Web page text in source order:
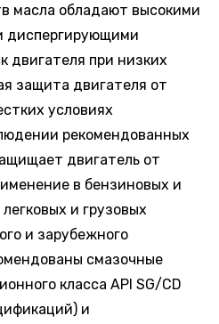
масла обладают высокими
диспергирующими
двигателя при низких
защита двигателя от
условиях
рекомендованных
двигатель от
в бензиновых и
и грузовых
и зарубежного
смазочные
класса API SG/CD
и